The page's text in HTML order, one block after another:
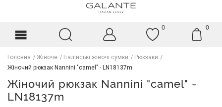
0 0
Головна Жіноче Італійські жіночі сумки
Рюкзаки
Жіночий рюкзак Nannini "camel" - LN18137m
Жіночий рюкзак Nannini "camel" -
LN18137m